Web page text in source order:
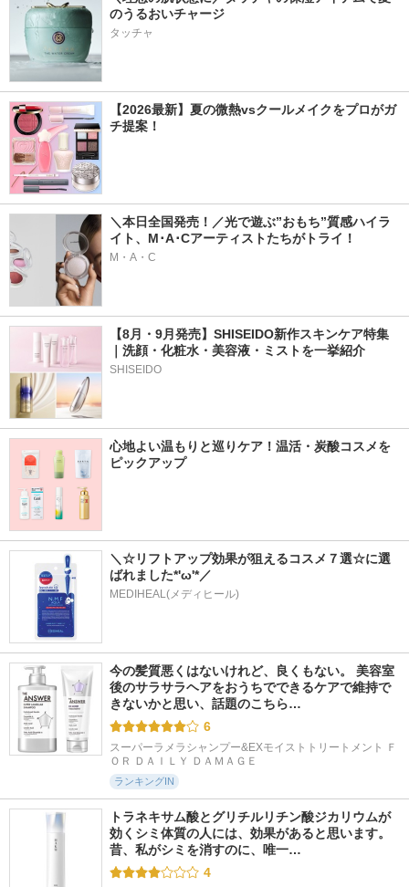
のうるおいチャージ
タッチャ
【2026最新】夏の微熱vsクールメイクをプロがガ
チ提案！
＼本日全国発売！／光で遊ぶ”おもち”質感ハイラ
イト、M･A･Cアーティストたちがトライ！
M・A・C
【8月・9月発売】SHISEIDO新作スキンケア特集
｜洗顔・化粧水・美容液・ミストを一挙紹介
SHISEIDO
心地よい温もりと巡りケア！温活・炭酸コスメを
ピックアップ
＼☆リフトアップ効果が狙えるコスメ７選☆に選
ばれました*'ω'*／
MEDIHEAL(メディヒール)
今の髪質悪くはないけれど、良くもない。 美容室
後のサラサラヘアをおうちでできるケアで維持で
きないかと思い、話題のこちら…
6
スーパーラメラシャンプー&EXモイストトリートメント Ｆ
ＯＲ ＤＡＩＬＹ ＤＡＭＡＧＥ
ランキングIN
トラネキサム酸とグリチルリチン酸ジカリウムが
効くシミ体質の人には、効果があると思います。
昔、私がシミを消すのに、唯一…
4